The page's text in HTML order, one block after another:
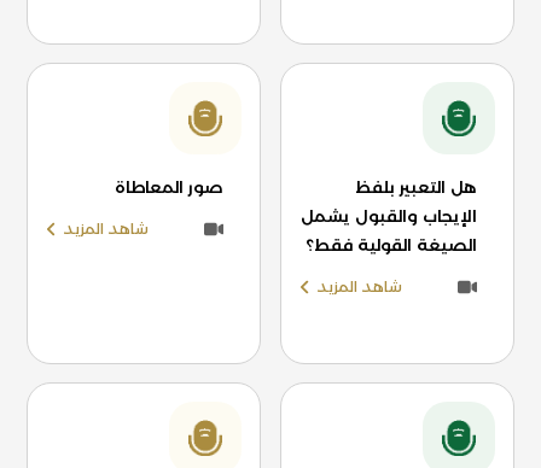
هل التعبير بلفظ
الإيجاب والقبول يشمل
الصيغة القولية فقط؟
شاهد المزيد
صور المعاطاة
شاهد المزيد